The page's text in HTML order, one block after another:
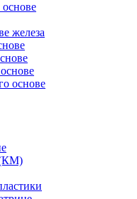
железа
основе
(КМ)